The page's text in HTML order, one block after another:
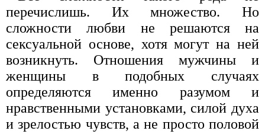
перечислишь. Их множество. Но
сложности любви не решаются на
сексуальной основе, хотя могут на ней
возникнуть. Отношения мужчины и
женщины в подобных случаях
определяются именно разумом и
нравственными установками, силой духа
и зрелостью чувств, а не просто половой